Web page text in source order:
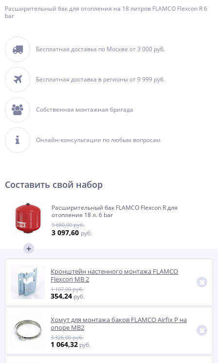
Расширительный бак для отопления на 18 литров FLAMCO Flexcon R 6
bar
Бесплатная доставка по Москве от 3 000 руб.
Бесплатная доставка в регионы от 9 999 руб.
Собственная монтажная бригада
Онлайн-консультации по любым вопросам
Составить свой набор
Расширительный бак FLAMCO Flexcon R для
отопления 18 л. 6 bar
9 680,00 руб.
3 097,60 руб.
Кронштейн настенного монтажа FLAMCO
Flexcon MB 2
354,24 руб.
1 107,00 руб.
Хомут для монтажа баков FLAMCO Airfix P на
опоре MB2
1 064,32 руб.
3 326,00 руб.